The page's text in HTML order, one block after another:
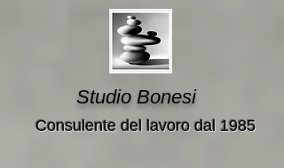
Studio Bonesi
Consulente del lavoro dal 1985